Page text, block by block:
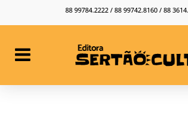
88 99784.2222 / 88 99742.8160 / 88